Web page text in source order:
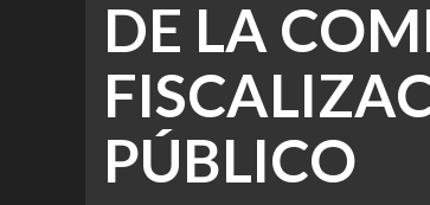
DE LA
PÚBLICO